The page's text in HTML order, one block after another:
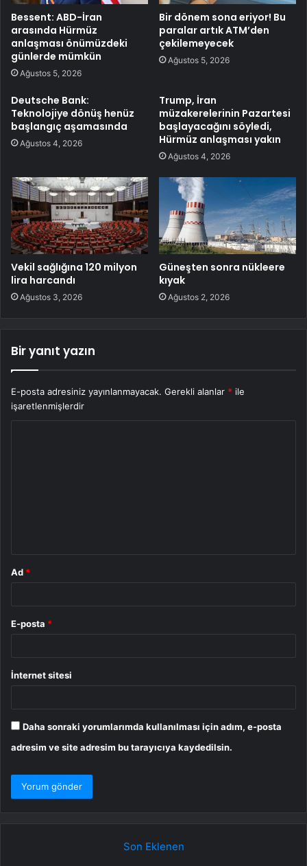
Bessent: ABD-İran
arasında Hürmüz
anlaşması önümüzdeki
günlerde mümkün
Ağustos 5, 2026
Bir dönem sona eriyor! Bu
paralar artık ATM’den
çekilemeyecek
Ağustos 5, 2026
Deutsche Bank:
Teknolojiye dönüş henüz
başlangıç aşamasında
Ağustos 4, 2026
Trump, İran
müzakerelerinin Pazartesi
başlayacağını söyledi,
Hürmüz anlaşması yakın
Ağustos 4, 2026
Vekil sağlığına 120 milyon
lira harcandı
Ağustos 3, 2026
Güneşten sonra nükleere
kıyak
Ağustos 2, 2026
Bir yanıt yazın
E-posta adresiniz yayınlanmayacak. Gerekli alanlar * ile
işaretlenmişlerdir
Ad *
E-posta *
İnternet sitesi
Daha sonraki yorumlarımda kullanılması için adım, e-posta
adresim ve site adresim bu tarayıcıya kaydedilsin.
Son Eklenen